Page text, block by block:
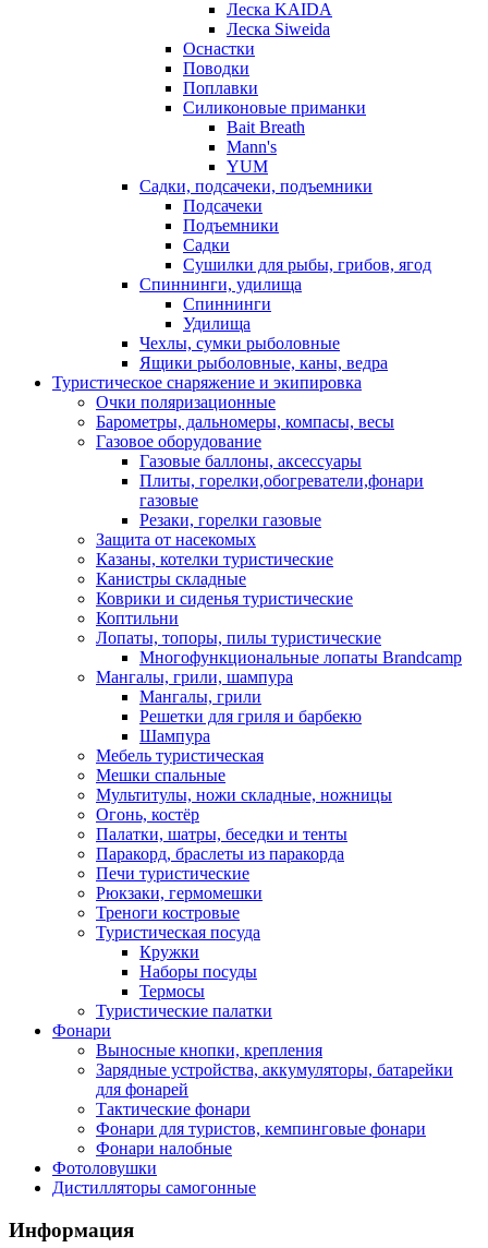
Леска KAIDA
Леска Siweida
Оснастки
Поводки
Поплавки
Силиконовые приманки
Bait Breath
Mann's
YUM
Садки, подсачеки, подъемники
Подсачеки
Подъемники
Садки
Сушилки для рыбы, грибов, ягод
Спиннинги, удилища
Спиннинги
Удилища
Чехлы, сумки рыболовные
Ящики рыболовные, каны, ведра
Туристическое снаряжение и экипировка
Очки поляризационные
Барометры, дальномеры, компасы, весы
Газовое оборудование
Газовые баллоны, аксессуары
Плиты, горелки,обогреватели,фонари
газовые
Резаки, горелки газовые
Защита от насекомых
Казаны, котелки туристические
Канистры складные
Коврики и сиденья туристические
Коптильни
Лопаты, топоры, пилы туристические
Многофункциональные лопаты Brandcamp
Мангалы, грили, шампура
Мангалы, грили
Решетки для гриля и барбекю
Шампура
Мебель туристическая
Мешки спальные
Мультитулы, ножи складные, ножницы
Огонь, костёр
Палатки, шатры, беседки и тенты
Паракорд, браслеты из паракорда
Печи туристические
Рюкзаки, гермомешки
Треноги костровые
Туристическая посуда
Кружки
Наборы посуды
Термосы
Туристические палатки
Фонари
Выносные кнопки, крепления
Зарядные устройства, аккумуляторы, батарейки
для фонарей
Тактические фонари
Фонари для туристов, кемпинговые фонари
Фонари налобные
Фотоловушки
Дистилляторы самогонные
Информация